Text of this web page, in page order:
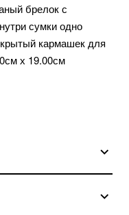
брелок с
сумки одно
кармашек для
х 19.00см